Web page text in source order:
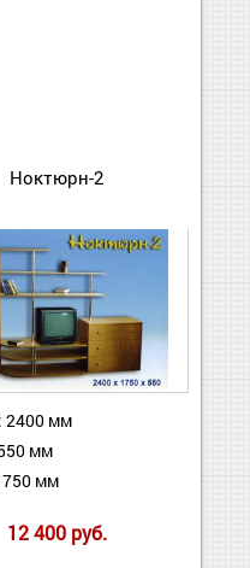
Ноктюрн-2
2400 мм
мм
мм
12 400 руб.